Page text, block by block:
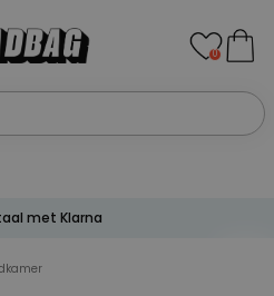
0
met Klarna